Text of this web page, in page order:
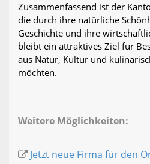
Zusammenfassend ist der
die durch ihre natürliche
Geschichte und ihre
bleibt ein attraktives Ziel für
aus Natur, Kultur und
möchten.
Weitere Möglichkeiten:
Jetzt neue Firma für den